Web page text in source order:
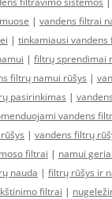
| vandens filtrai
| tinkamiausi vandens
| filtrų sprendimai
filtrų namui rūšys |
pasirinkimas |
vandens
| vandens filtrų
filtrai | namui
nauda | filtrų rūšys ir
filtrai |